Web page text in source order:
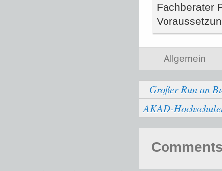
Fachberater
Allgemein
Großer Run an
AKAD-